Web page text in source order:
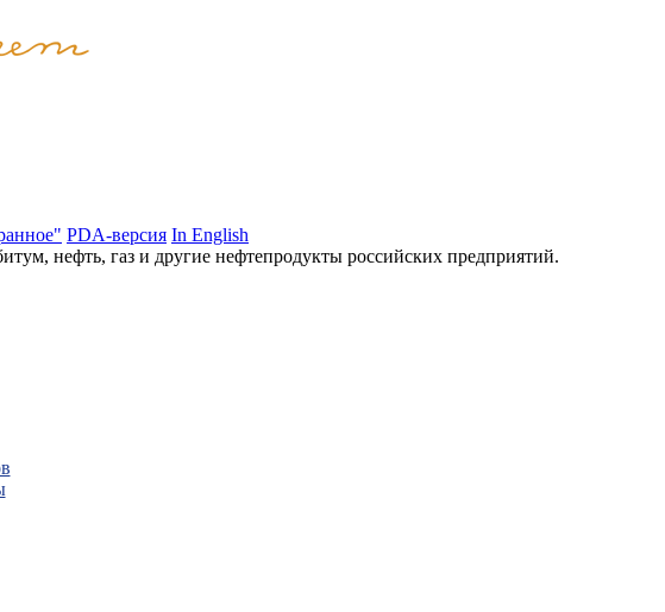
PDA-версия In English
нефть, газ и другие нефтепродукты российских предприятий.